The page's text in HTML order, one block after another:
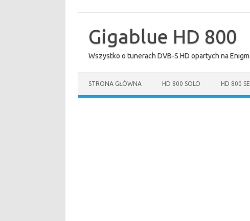
treściGigablue HD 800
Wszystko o tunerach DVB-S HD opartych na
STRONA GŁÓWNA HD 800 SOLO HD 800 SE